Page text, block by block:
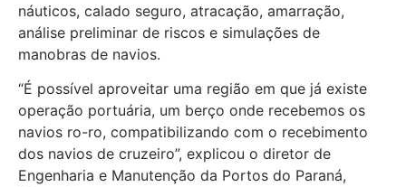
náuticos, calado seguro, atracação, amarração,
análise preliminar de riscos e simulações de
manobras de navios.
“É possível aproveitar uma região em que já existe
operação portuária, um berço onde recebemos os
navios ro-ro, compatibilizando com o recebimento
dos navios de cruzeiro”, explicou o diretor de
Engenharia e Manutenção da Portos do Paraná,